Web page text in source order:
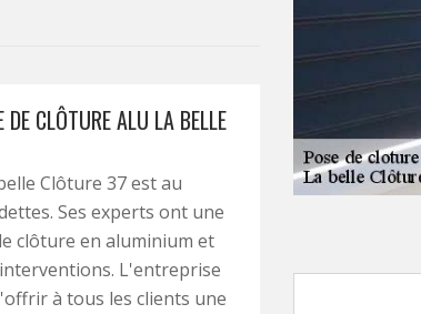
DE CLÔTURE ALU LA BELLE
Clôture 37 est au
Ses experts ont une
clôture en aluminium et
L'entreprise
à tous les clients une